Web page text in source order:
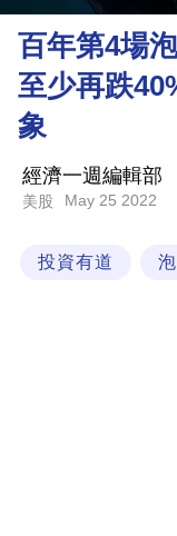
理
財
商
科
技
百年第4場
至少再跌
象
經濟一週編輯部
美股 May 25 2022
投資有道